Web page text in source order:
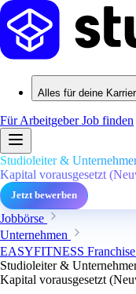
Alles für deine
Für ArbeitgeberJob finden
Studioleiter &
Kapital vorausgesetzt
Jetzt bewerben
Jobbörse
Unternehmen
EASYFITNESS
Studioleiter &
Kapital vorausgesetzt